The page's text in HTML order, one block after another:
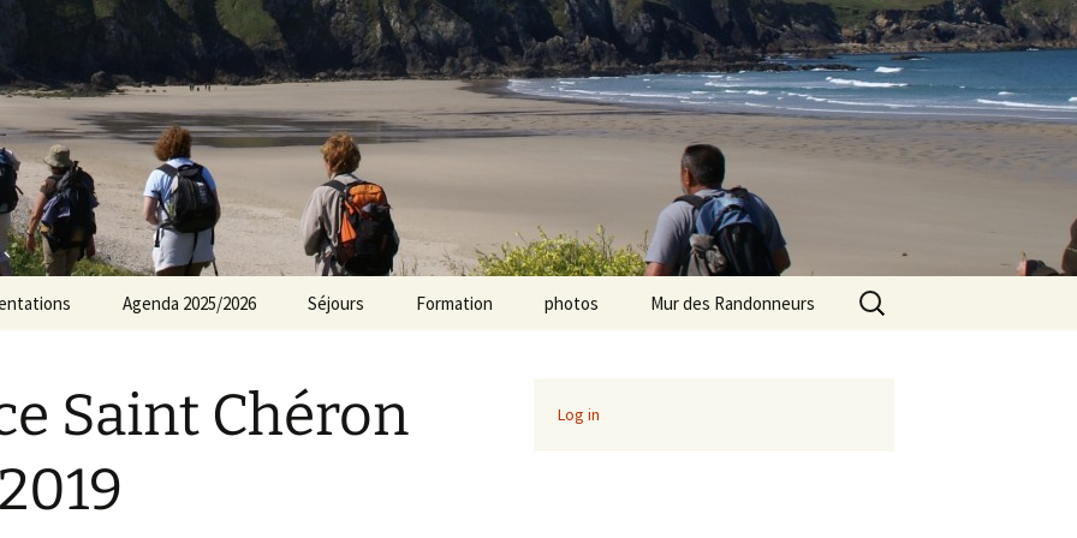
Norvillois
Agenda 2025/2026
Agenda 2023/2024
Séjours Formation photos Mur des Randonneurs
Search
for:
Saint Chéron
Log in